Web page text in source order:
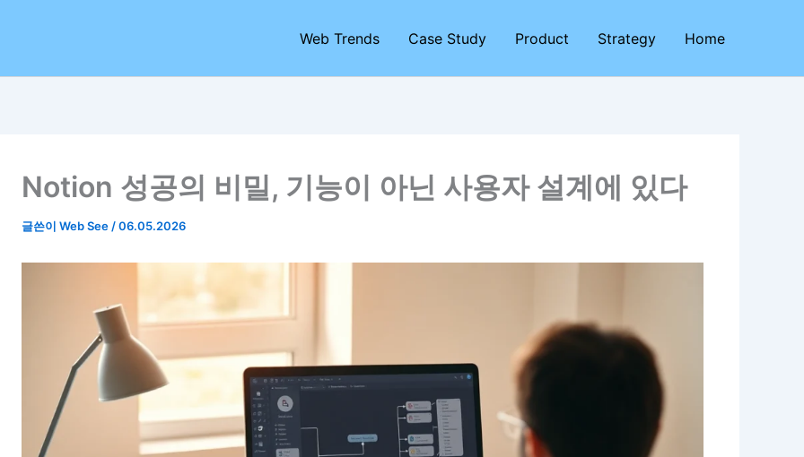
Web Trends Case Study Product Strategy Home
Notion 성공의 비밀, 기능이 아닌 사용자 설계에 있다
글쓴이 Web See /06.05.2026